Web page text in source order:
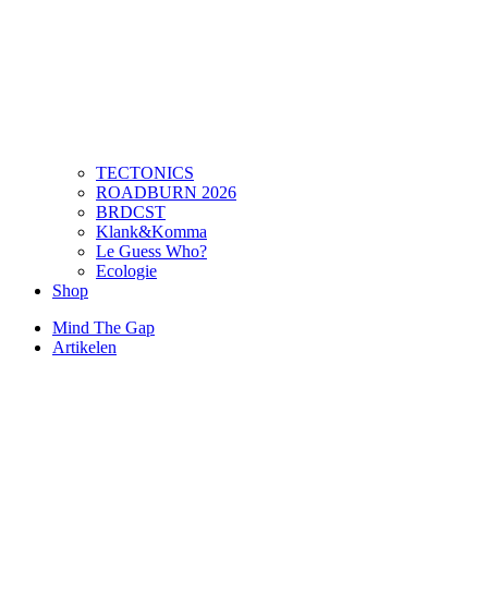
TECTONICS
ROADBURN 2026
BRDCST
Klank&Komma
Le Guess Who?
Ecologie
Shop
Mind The Gap
Artikelen